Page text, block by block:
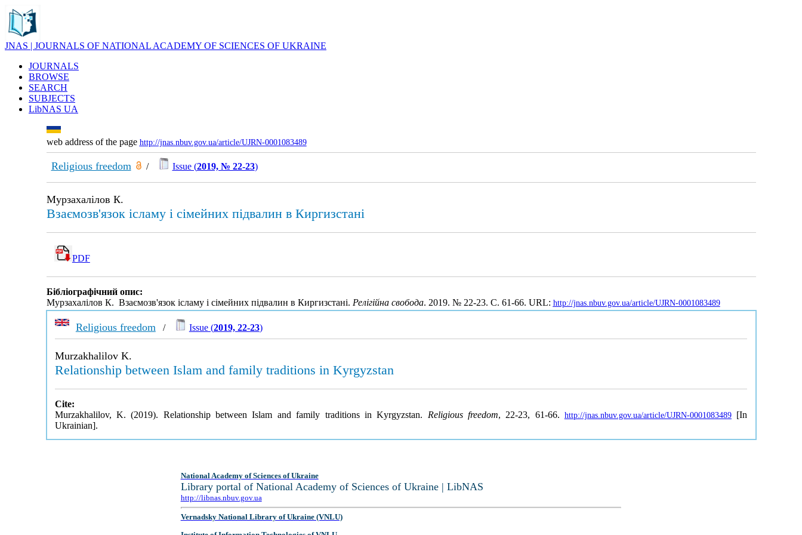
JNAS | JOURNALS OF NATIONAL ACADEMY OF SCIENCES OF UKRAINE
JOURNALS
BROWSE
SEARCH
SUBJECTS
LibNAS UA
web address of the page http://jnas.nbuv.gov.ua/article/UJRN-0001083489
Religious freedom / Issue (2019, № 22-23)
Мурзахалілов К.
Взаємозв'язок ісламу і сімейних підвалин в Киргизстані
PDF
Бібліографічний опис:
Мурзахалілов К. Взаємозв'язок ісламу і сімейних підвалин в Киргизстані. Релігійна свобода. 2019. № 22-23. С. 61-66. URL: http://jnas.nbuv.gov.ua/article/UJRN-0001083489
Religious freedom / Issue (2019, 22-23)
Murzakhalilov K.
Relationship between Islam and family traditions in Kyrgyzstan
Cite:
Murzakhalilov, K. (2019). Relationship between Islam and family traditions in Kyrgyzstan. Religious freedom, 22-23, 61-66. http://jnas.nbuv.gov.ua/article/UJRN-0001083489[In
Ukrainian].
National Academy of Sciences of Ukraine
Library portal of National Academy of Sciences of Ukraine | LibNAS
http://libnas.nbuv.gov.ua
Vernadsky National Library of Ukraine (VNLU)